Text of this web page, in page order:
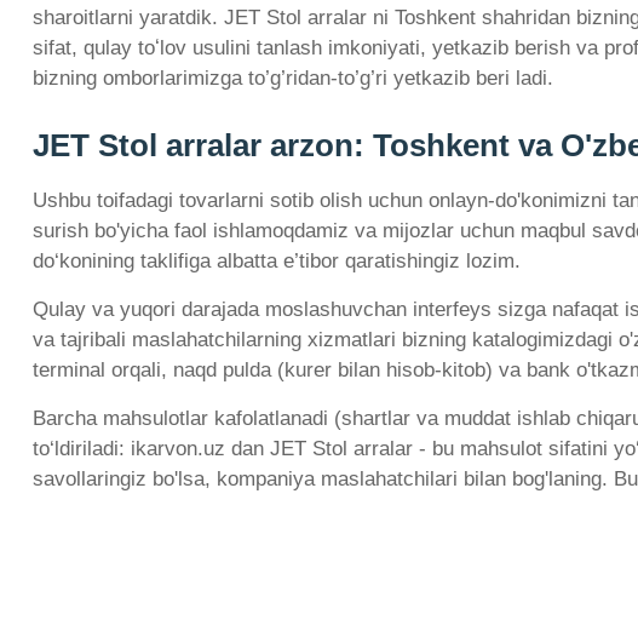
sharoitlarni yaratdik. JET Stol arralar ni Toshkent shahridan
sifat, qulay toʻlov usulini tanlash imkoniyati, yetkazib berish va
bizning omborlarimizga to’g’ridan-to’g’ri yetkazib beri ladi.
JET Stol arralar arzon: Toshkent va
Ushbu toifadagi tovarlarni sotib olish uchun onlayn-do'konimizni
surish bo'yicha faol ishlamoqdamiz va mijozlar uchun maqbul
do‘konining taklifiga albatta e’tibor qaratishingiz lozim.
Qulay va yuqori darajada moslashuvchan interfeys sizga nafaqat
va tajribali maslahatchilarning xizmatlari bizning katalogimizdagi
terminal orqali, naqd pulda (kurer bilan hisob-kitob) va bank
Barcha mahsulotlar kafolatlanadi (shartlar va muddat ishlab
to‘ldiriladi: ikarvon.uz dan JET Stol arralar - bu mahsulot sifatini
savollaringiz bo'lsa, kompaniya maslahatchilari bilan bog'laning.